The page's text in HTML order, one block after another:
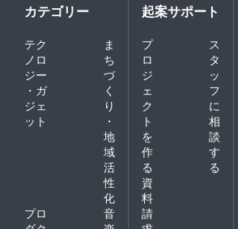
カテゴリー
テク
ノロ
ジー
・ガ
ジェ
ット
ま
ち
づ
く
り
・
地
域
活
性
化
プロ
音
起案サポート
プ
ロ
ジ
ェ
ク
ト
を
作
る
ス
タ
ッ
フ
に
相
談
す
る
資
料
請